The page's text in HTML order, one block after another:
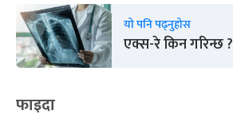
यो पनि पढ्नुहोस
एक्स-रे किन गरिन्छ ?
फाइदा